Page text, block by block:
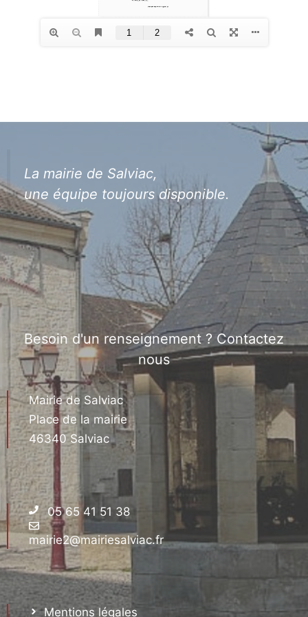
La mairie de Salviac,
une équipe toujours disponible.
Besoin d'un renseignement ? Contactez
nous
Mairie de Salviac
Place de la mairie
46340 Salviac
05 65 41 51 38
mairie2@mairiesalviac.fr
Mentions légales